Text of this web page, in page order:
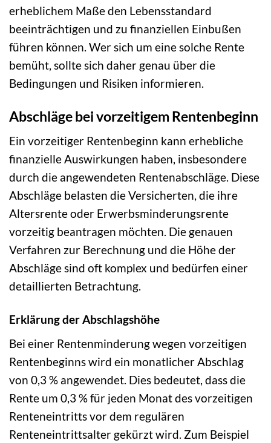
erheblichem Maße den Lebensstandard
beeinträchtigen und zu finanziellen Einbußen
führen können. Wer sich um eine solche Rente
bemüht, sollte sich daher genau über die
Bedingungen und Risiken informieren.
Abschläge bei vorzeitigem Rentenbeginn
Ein vorzeitiger Rentenbeginn kann erhebliche
finanzielle Auswirkungen haben, insbesondere
durch die angewendeten Rentenabschläge. Diese
Abschläge belasten die Versicherten, die ihre
Altersrente oder Erwerbsminderungsrente
vorzeitig beantragen möchten. Die genauen
Verfahren zur Berechnung und die Höhe der
Abschläge sind oft komplex und bedürfen einer
detaillierten Betrachtung.
Erklärung der Abschlagshöhe
Bei einer Rentenminderung wegen vorzeitigen
Rentenbeginns wird ein monatlicher Abschlag
von 0,3 % angewendet. Dies bedeutet, dass die
Rente um 0,3 % für jeden Monat des vorzeitigen
Renteneintritts vor dem regulären
Renteneintrittsalter gekürzt wird. Zum Beispiel